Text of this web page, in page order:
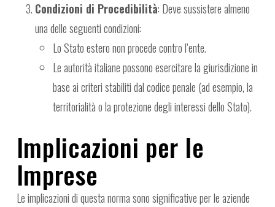
Condizioni di Procedibilità: Deve sussistere almeno
una delle seguenti condizioni:
Lo Stato estero non procede contro l’ente.
Le autorità italiane possono esercitare la giurisdizione in
base ai criteri stabiliti dal codice penale (ad esempio, la
territorialità o la protezione degli interessi dello Stato).
Implicazioni per le
Imprese
Le implicazioni di questa norma sono significative per le aziende